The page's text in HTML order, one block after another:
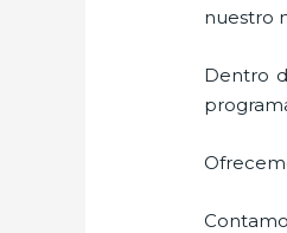
nuestro
Dentro